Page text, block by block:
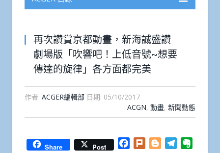
再次讚賞京都動畫，新海誠盛讚
劇場版「吹響吧！上低音號~想要
傳達的旋律」各方面都完美
作者: ACGER編輯部 日期: 05/10/2017
ACGN, 動畫, 新聞動態
Share Post Facebook
Plurk BloggerTelegram